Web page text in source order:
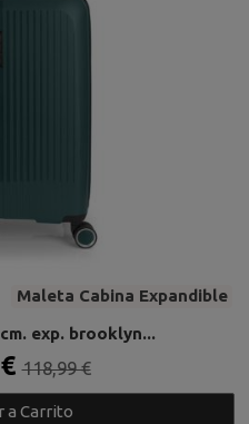
Maleta Cabina Expandible
exp. brooklyn...
€118,99 €
a Carrito